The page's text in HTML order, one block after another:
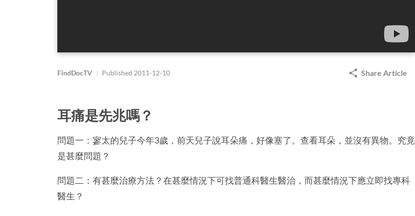
FindDocTV | Published 2011-12-10 Share Article
耳痛是先兆嗎？
問題一：寥太的兒子今年3歲，前天兒子說耳朵痛，好像塞了。查看耳朵，並沒有異物。究竟
是甚麼問題？
問題二：有甚麼治療方法？在甚麼情況下可找普通科醫生醫治，而甚麼情況下應立即找專科
醫生？